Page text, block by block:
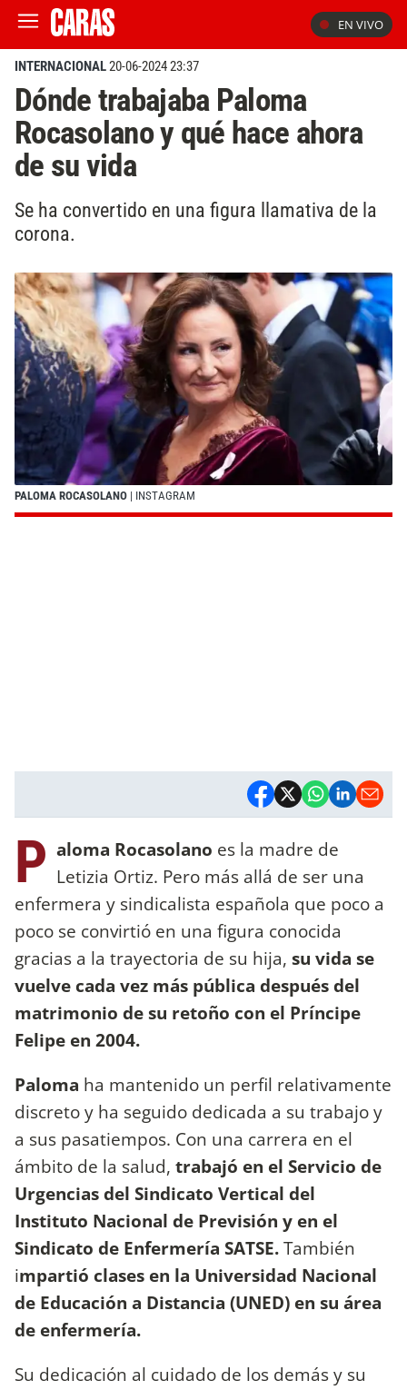
EN VIVO
INTERNACIONAL20-06-2024 23:37
Dónde trabajaba Paloma
Rocasolano y qué hace ahora
de su vida
Se ha convertido en una figura llamativa de la
corona.
PALOMA ROCASOLANO | INSTAGRAM
P aloma Rocasolano es la madre de
Letizia Ortiz. Pero más allá de ser una
enfermera y sindicalista española que poco a
poco se convirtió en una figura conocida
gracias a la trayectoria de su hija, su vida se
vuelve cada vez más pública después del
matrimonio de su retoño con el Príncipe
Felipe en 2004.
Paloma ha mantenido un perfil relativamente
discreto y ha seguido dedicada a su trabajo y
a sus pasatiempos. Con una carrera en el
ámbito de la salud, trabajó en el Servicio de
Urgencias del Sindicato Vertical del
Instituto Nacional de Previsión y en el
Sindicato de Enfermería SATSE.También
impartió clases en la Universidad Nacional
de Educación a Distancia (UNED) en su área
de enfermería.
Su dedicación al cuidado de los demás y su